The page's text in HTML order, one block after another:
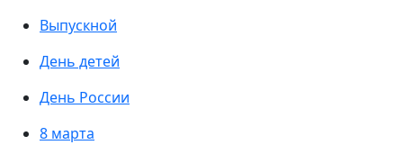
Выпускной
День детей
День России
8 марта